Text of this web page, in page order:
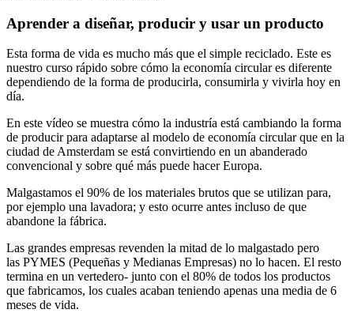
Aprender a diseñar, producir y usar un producto
Esta forma de vida es mucho más que el simple reciclado. Este es
nuestro curso rápido sobre cómo la economía circular es diferente
dependiendo de la forma de producirla, consumirla y vivirla hoy en
día.
En este vídeo se muestra cómo la industría está cambiando la forma
de producir para adaptarse al modelo de economía circular que en la
ciudad de Amsterdam se está convirtiendo en un abanderado
convencional y sobre qué más puede hacer Europa.
Malgastamos el 90% de los materiales brutos que se utilizan para,
por ejemplo una lavadora; y esto ocurre antes incluso de que
abandone la fábrica.
Las grandes empresas revenden la mitad de lo malgastado pero
las PYMES (Pequeñas y Medianas Empresas) no lo hacen. El resto
termina en un vertedero- junto con el 80% de todos los productos
que fabricamos, los cuales acaban teniendo apenas una media de 6
meses de vida.